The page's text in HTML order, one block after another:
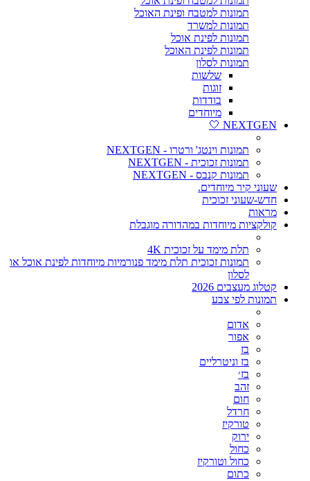
תמונות למטבח ופינת האוכל
תמונות למשרד
תמונות לפינת אוכל
תמונות לפינת האוכל
תמונות לסלון
שלשות
זוגות
בודדות
מיוחדים
NEXTGEN 🤍
תמונות וינטג' ורטרו - NEXTGEN
תמונות זכוכית - NEXTGEN
תמונות קנבס - NEXTGEN
שעוני קיר מיוחדים.
חדש-שעוני זכוכית
מראות
קולקציות מיוחדות במהדורה מוגבלת
תלת מימד על זכוכית 4K
תמונות זכוכית תלת מימד פנורמיות מיוחדות לפינת אוכל או
לסלון
קטלוג מעצבים 2026
תמונות לפי צבע
אדום
אפור
בז
בז וניטרליים
בז׳
זהב
חום
חרדל
טורקיז
ירוק
כחול
כחול וטורקיז
כתום